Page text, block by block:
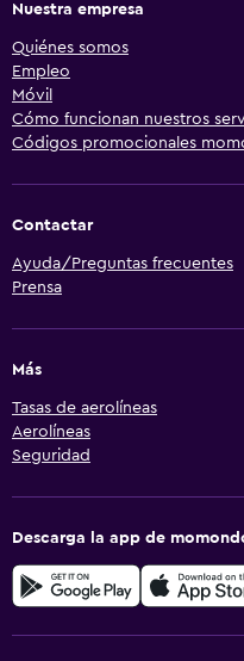
Nuestra empresa
Quiénes somos
Empleo
Móvil
Cómo funcionan nuestros
Códigos promocionales
Contactar
Ayuda/Preguntas frecuentes
Prensa
Más
Tasas de aerolíneas
Aerolíneas
Seguridad
Descarga la app de